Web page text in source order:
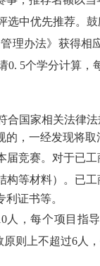
选中优先推荐。
理办法》获得相
5个学分计算，
国家相关法律
，一经发现将取
届竞赛。对于已
等材料）。已
证书等。
人，每个项目指
则上不超过6人